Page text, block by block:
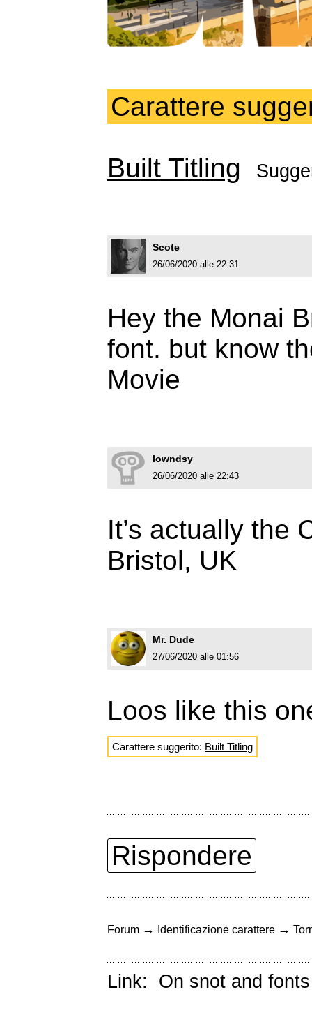
Carattere
Built Titling
Scote
26/06/2020 alle 22:31
Hey the Monai
font. but know
Movie
lowndsy
26/06/2020 alle 22:43
It’s actually the
Bristol, UK
Mr. Dude
27/06/2020 alle 01:56
Loos like this
Carattere suggerito: Built Titling
Rispondere
Forum → Identificazione carattere →
Link: On snot and fonts